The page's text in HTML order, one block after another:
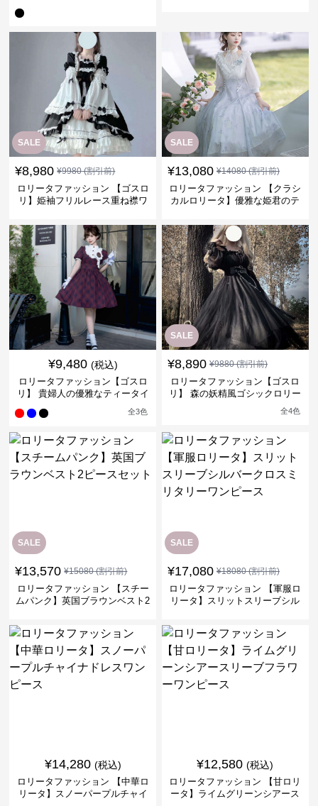
SALE
¥8,980 ¥9980(割引前)
ロリータファッション 【ゴスロ
リ】姫袖フリルレース重ね襟ワ
SALE
¥13,080 ¥14080(割引前)
ロリータファッション 【クラシ
カルロリータ】優雅な姫君のテ
¥9,480 (税込)
ロリータファッション【ゴスロ
リ】 貴婦人の優雅なティータイ
全3色
SALE
¥8,890 ¥9880(割引前)
ロリータファッション【ゴスロ
リ】 森の妖精風ゴシックロリー
全4色
SALE
¥13,570 ¥15080(割引前)
ロリータファッション 【スチー
ムパンク】英国ブラウンベスト2
SALE
¥17,080 ¥18080(割引前)
ロリータファッション 【軍服ロ
リータ】スリットスリーブシル
¥14,280 (税込)
ロリータファッション 【中華ロ
リータ】スノーパープルチャイ
¥12,580 (税込)
ロリータファッション 【甘ロリ
ータ】ライムグリーンシアース